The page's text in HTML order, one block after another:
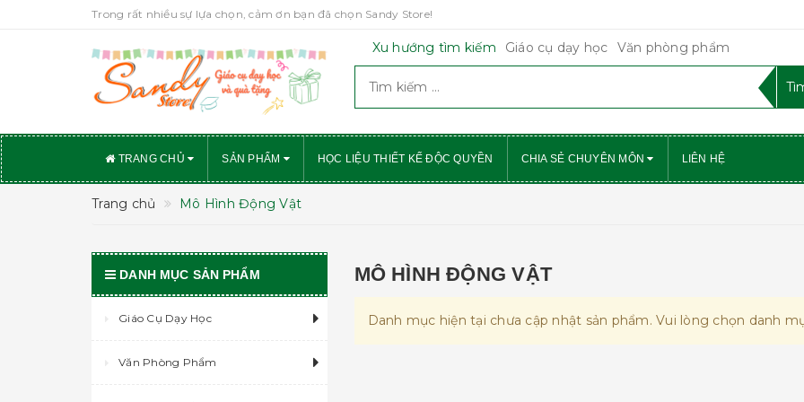
Trong rất nhiều sự lựa chọn, cảm ơn bạn đã chọn Sandy Store!
Xu hướng tìm kiếm Giáo cụ dạy học Văn phòng phẩm
TRANG CHỦ SẢN PHẨM HỌC LIỆU THIẾT KẾ ĐỘC QUYỀN CHIA SẺ CHUYÊN MÔN LIÊN HỆ
Trang chủ Mô Hình Động Vật
MÔ HÌNH ĐỘNG VẬT
Danh mục hiện tại chưa cập nhật sản phẩm. Vui lòng chọn danh
DANH MỤC SẢN PHẨM
Giáo Cụ Dạy Học
Văn Phòng Phẩm